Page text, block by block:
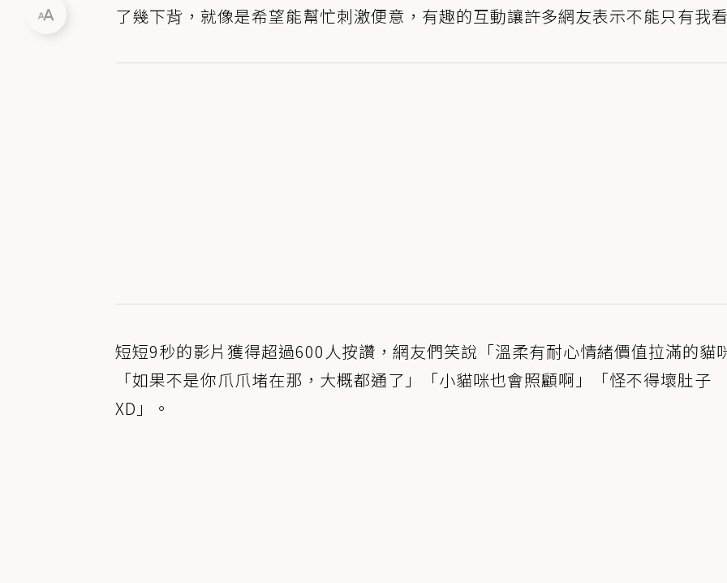
了幾下背，就像是希望能幫忙刺激便意，有趣的互動讓許多網友表示不能只有我
短短9秒的影片獲得超過600人按讚，網友們笑說「溫柔有耐心情緒價值拉滿的貓
「如果不是你爪爪堵在那，大概都通了」「小貓咪也會照顧啊」「怪不得壞肚子
XD」。